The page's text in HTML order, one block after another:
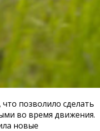
позволило сделать
во время движения.
новые